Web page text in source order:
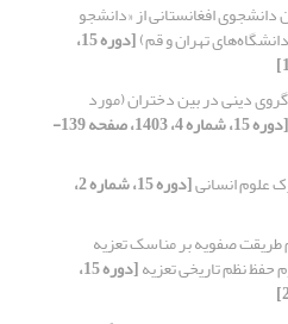
دانشجوی افغانستانی از «دانشجو
تهران و قم) [دوره 15،
دینی در بین دختران (مورد
[دوره 15، شماره 4، 1403، صفحه 139-
علوم انسانی [دوره 15، شماره 2،
طریقت صفویه بر مناسک تعزیه
حفظ نظم تاریخی تعزیه [دوره 15،